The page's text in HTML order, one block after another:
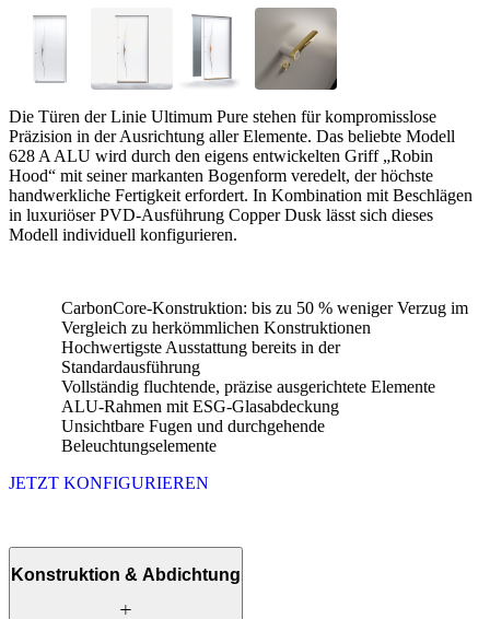
Die Türen der Linie Ultimum Pure stehen für kompromisslose
Präzision in der Ausrichtung aller Elemente. Das beliebte Modell
628 A ALU wird durch den eigens entwickelten Griff „Robin
Hood“ mit seiner markanten Bogenform veredelt, der höchste
handwerkliche Fertigkeit erfordert. In Kombination mit Beschlägen
in luxuriöser PVD-Ausführung Copper Dusk lässt sich dieses
Modell individuell konfigurieren.
CarbonCore-Konstruktion: bis zu 50 % weniger Verzug im
Vergleich zu herkömmlichen Konstruktionen
Hochwertigste Ausstattung bereits in der
Standardausführung
Vollständig fluchtende, präzise ausgerichtete Elemente
ALU-Rahmen mit ESG-Glasabdeckung
Unsichtbare Fugen und durchgehende
Beleuchtungselemente
JETZT KONFIGURIEREN
Konstruktion & Abdichtung